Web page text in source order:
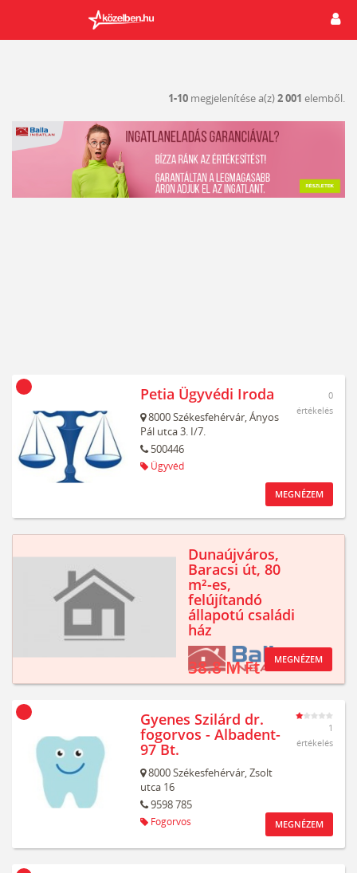
1-10 megjelenítése a(z)2 001 elemből.
Petia Ügyvédi Iroda
8000Székesfehérvár,Ányos
Pál utca 3. I/7.
500446
Ügyvéd
0
értékelés
MEGNÉZEM
Dunaújváros,
Baracsi út, 80
m²-es,
felújítandó
állapotú családi
ház
38.8 M Ft MEGNÉZEM
Gyenes Szilárd dr.
fogorvos - Albadent-
97 Bt.
8000Székesfehérvár,Zsolt
utca 16
9598 785
Fogorvos
1
értékelés
MEGNÉZEM